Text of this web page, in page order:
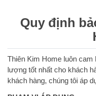
Quy định
Thiên Kim Home luôn
lượng tốt nhất cho khách
khách hàng, chúng tôi áp